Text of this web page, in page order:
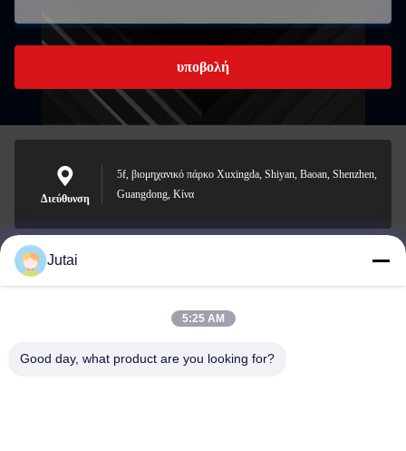
υποβολή
Διεύθυνση
5f, βιομηχανικό πάρκο Xuxingda, Shiyan, Baoan, Shenzhen,
Guangdong, Κίνα
jutaisales18@gmail.com
Jutai
5:25 AM
Good day, what product are you looking for?